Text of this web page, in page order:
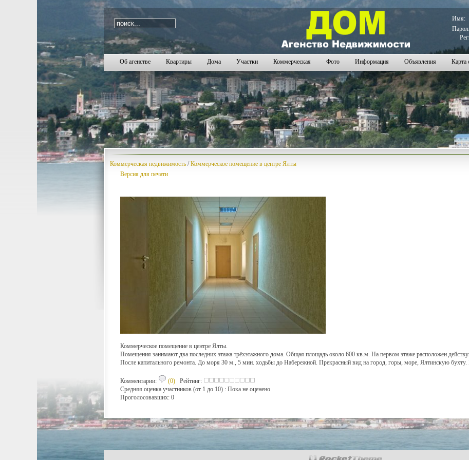
Об агенстве Квартиры Дома Участки Коммерческая Фото Информация Объявления Карта
Коммерческая недвижимость /Коммерческое помещение в центре Ялты
Версия для печати
Коммерческое помещение в центре Ялты.
Помещения занимают два последних этажа трёхэтажного дома. Общая площадь около 600 кв.м. На первом этаже расположен
После капитального ремонта. До моря 30 м., 5 мин. ходьбы до Набережной. Прекрасный вид на город, горы, море, Ялтинскую бухту.
Комментарии: (0) Рейтинг:
Средняя оценка участников (от 1 до 10) : Пока не оценено
Проголосовавших: 0